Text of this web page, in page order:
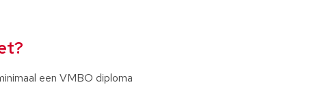
een VMBO diploma